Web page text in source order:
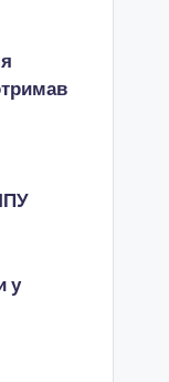
у